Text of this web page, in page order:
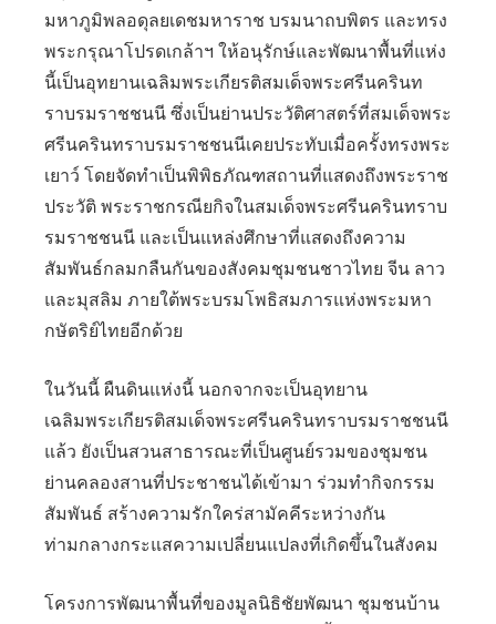
มหาภูมิพลอดุลยเดชมหาราช บรมนาถบพิตร และทรง
พระกรุณาโปรดเกล้าฯ ให้อนุรักษ์และพัฒนาพื้นที่แห่ง
นี้เป็นอุทยานเฉลิมพระเกียรติสมเด็จพระศรีนครินท
ราบรมราชชนนี ซึ่งเป็นย่านประวัติศาสตร์ที่สมเด็จพระ
ศรีนครินทราบรมราชชนนีเคยประทับเมื่อครั้งทรงพระ
เยาว์ โดยจัดทำเป็นพิพิธภัณฑสถานที่แสดงถึงพระราช
ประวัติ พระราชกรณียกิจในสมเด็จพระศรีนครินทราบ
รมราชชนนี และเป็นแหล่งศึกษาที่แสดงถึงความ
สัมพันธ์กลมกลืนกันของสังคมชุมชนชาวไทย จีน ลาว
และมุสลิม ภายใต้พระบรมโพธิสมภารแห่งพระมหา
กษัตริย์ไทยอีกด้วย
ในวันนี้ ผืนดินแห่งนี้ นอกจากจะเป็นอุทยาน
เฉลิมพระเกียรติสมเด็จพระศรีนครินทราบรมราชชนนี
แล้ว ยังเป็นสวนสาธารณะที่เป็นศูนย์รวมของชุมชน
ย่านคลองสานที่ประชาชนได้เข้ามา ร่วมทำกิจกรรม
สัมพันธ์ สร้างความรักใคร่สามัคคีระหว่างกัน
ท่ามกลางกระแสความเปลี่ยนแปลงที่เกิดขึ้นในสังคม
โครงการพัฒนาพื้นที่ของมูลนิธิชัยพัฒนา ชุมชนบ้าน